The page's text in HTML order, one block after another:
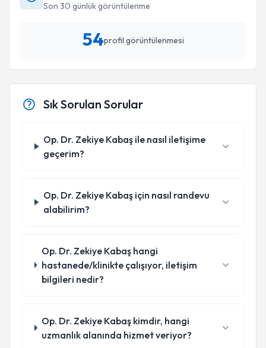
Son 30 günlük görüntülenme
54profil görüntülenmesi
Sık Sorulan Sorular
Op. Dr. Zekiye Kabaş ile nasıl iletişime
geçerim?
Op. Dr. Zekiye Kabaş için nasıl randevu
alabilirim?
Op. Dr. Zekiye Kabaş hangi
hastanede/klinikte çalışıyor, iletişim
bilgileri nedir?
Op. Dr. Zekiye Kabaş kimdir, hangi
uzmanlık alanında hizmet veriyor?